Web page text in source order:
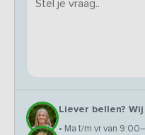
Liever bellen?
• Ma t/m vr van